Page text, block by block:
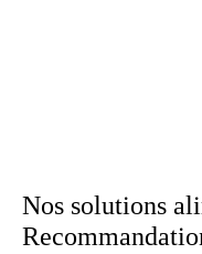
Nos solutions